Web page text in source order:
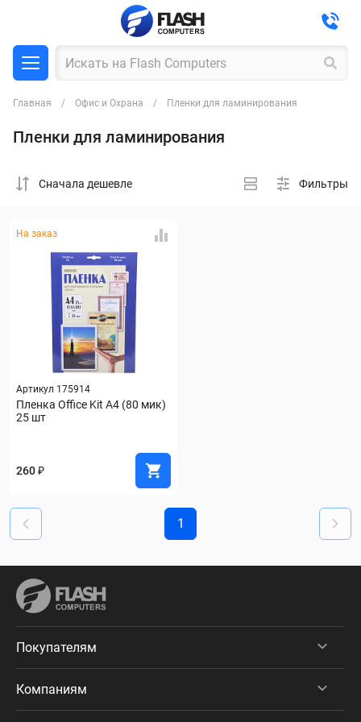
Главная Офис и Охрана Пленки для ламинирования
Пленки для ламинирования
Cначала дешевле Фильтры
На заказ
Артикул 175914
Пленка Office Kit А4 (80 мик)
25 шт
260 ₽
1
Покупателям
Компаниям